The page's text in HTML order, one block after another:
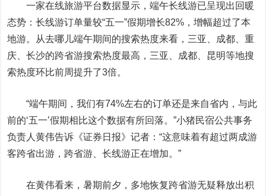
一家在线旅游平台数据显示，端午长线游已呈现出回暖
态势：长线游订单量较“五一”假期增长82%，增幅超过了本
地游。从去哪儿端午期间的搜索热度来看，三亚、成都、重
庆、长沙的跨省游搜索热度最高，三亚、成都、昆明等地搜
索热度环比前周提升了3倍。
“端午期间，我们有74%左右的订单还是来自省内，与此
前的‘五一’假期相比这个数据有所回落。”小猪民宿公共事务
负责人黄伟告诉《证券日报》记者：“这意味着有超过两成游
客跨省出游，跨省游、长线游正在增加。”
在黄伟看来，暑期前夕，多地恢复跨省游无疑释放出积